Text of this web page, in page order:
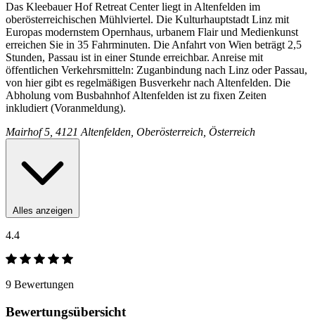
Das Kleebauer Hof Retreat Center liegt in Altenfelden im
oberösterreichischen Mühlviertel. Die Kulturhauptstadt Linz mit
Europas modernstem Opernhaus, urbanem Flair und Medienkunst
erreichen Sie in 35 Fahrminuten. Die Anfahrt von Wien beträgt 2,5
Stunden, Passau ist in einer Stunde erreichbar. Anreise mit
öffentlichen Verkehrsmitteln: Zuganbindung nach Linz oder Passau,
von hier gibt es regelmäßigen Busverkehr nach Altenfelden. Die
Abholung vom Busbahnhof Altenfelden ist zu fixen Zeiten
inkludiert (Voranmeldung).
Mairhof 5, 4121 Altenfelden, Oberösterreich, Österreich
Alles anzeigen
4.4
9 Bewertungen
Bewertungsübersicht